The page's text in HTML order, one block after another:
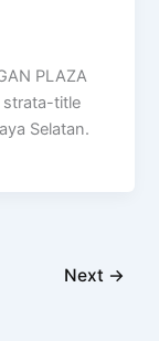
PLAZA
strata-title
Selatan.
Next →